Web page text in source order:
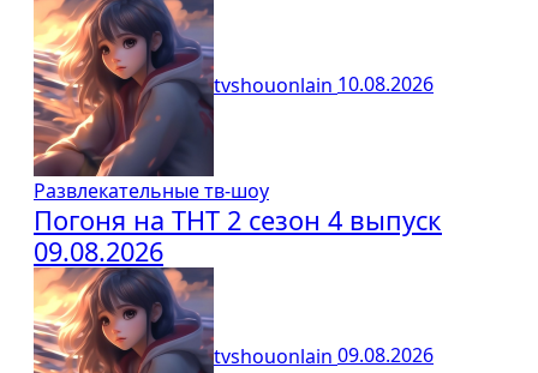
tvshouonlain 10.08.2026
Развлекательные тв-шоу
Погоня на ТНТ 2 сезон 4 выпуск
09.08.2026
tvshouonlain 09.08.2026